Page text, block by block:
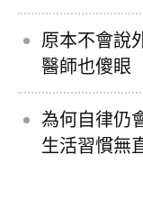
原本不會說
醫師也傻眼
為何自律仍
生活習慣無